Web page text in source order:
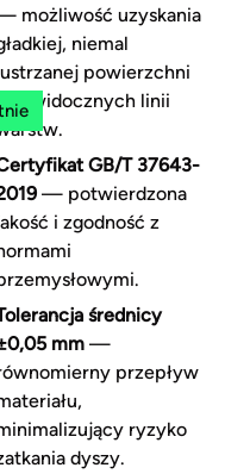
możliwość uzyskania
niemal
powierzchni
bez widocznych linii
GB/T 37643-
— potwierdzona
i zgodność z
średnicy
mm—
przepływ
ryzyko
dyszy.